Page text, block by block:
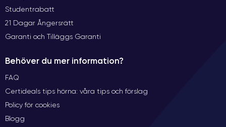
Studentrabatt
21 Dagar Ångersrätt
Garanti och Tilläggs Garanti
Behöver du mer information?
FAQ
Certideals tips hörna: våra tips och förslag
Policy för cookies
Blogg